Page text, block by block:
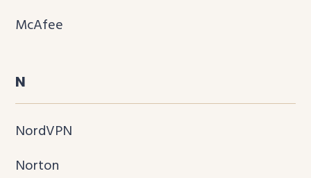
McAfee
N
NordVPN
Norton